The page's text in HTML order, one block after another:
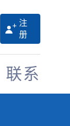
注
册
联系